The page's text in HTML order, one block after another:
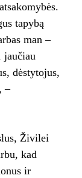
tapybą
man –
jaučiau
dėstytojus,
–
Živilei
kad
ir